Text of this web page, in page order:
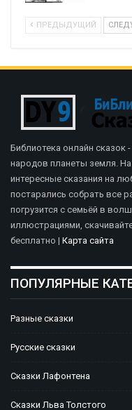
ПРЕДЫДУЩИЙ
Библиотека онлайн сказок
народов планеты земля.
интересные сказания на
постарались собрать все
погрузится с семьёй в
иллюстрациями,
бесплатно | Карта сайта
ПОПУЛЯРНЫЕ
Разные сказки
Русские сказки
Сказки Лафонтена
Сказки Льва Толстого